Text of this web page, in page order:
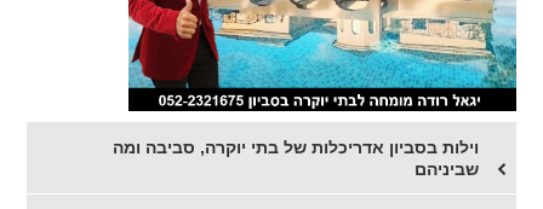
וילות בסביון אדריכלות של בתי יוקרה, סביבה ומה
שביניהם